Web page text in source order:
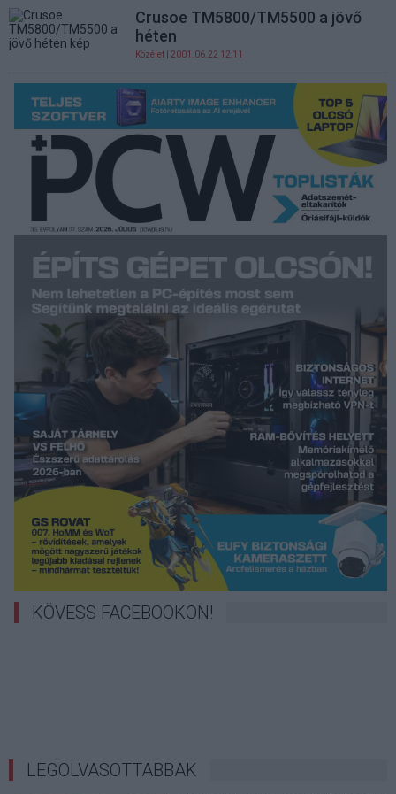
Crusoe TM5800/TM5500 a jövő
héten
Közélet | 2001.06.22 12:11
KÖVESS FACEBOOKON!
LEGOLVASOTTABBAK